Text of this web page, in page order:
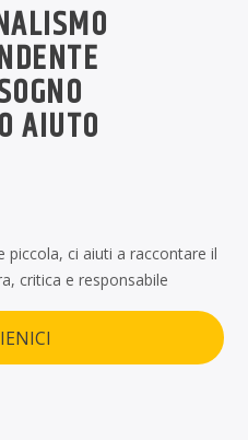
AIUTO
piccola, ci aiuti a raccontare il
critica e responsabile